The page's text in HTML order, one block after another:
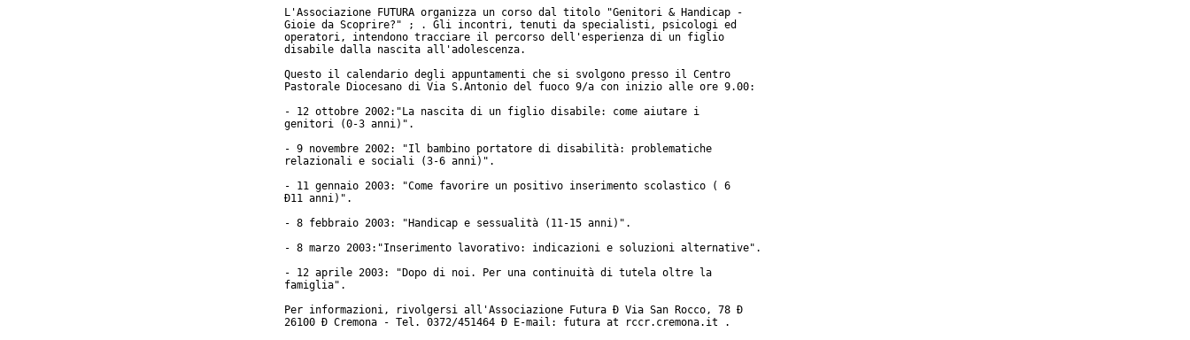
L'Associazione FUTURA organizza un corso dal titolo "Genitori & Handicap -
Gioie da Scoprire?" ; . Gli incontri, tenuti da specialisti, psicologi ed
operatori, intendono tracciare il percorso dell'esperienza di un figlio
disabile dalla nascita all'adolescenza.
Questo il calendario degli appuntamenti che si svolgono presso il Centro
Pastorale Diocesano di Via S.Antonio del fuoco 9/a con inizio alle ore 9.00:
- 12 ottobre 2002:"La nascita di un figlio disabile: come aiutare i
genitori (0-3 anni)".
- 9 novembre 2002: "Il bambino portatore di disabilità: problematiche
relazionali e sociali (3-6 anni)".
- 11 gennaio 2003: "Come favorire un positivo inserimento scolastico ( 6
Ð11 anni)".
- 8 febbraio 2003: "Handicap e sessualità (11-15 anni)".
- 8 marzo 2003:"Inserimento lavorativo: indicazioni e soluzioni alternative".
- 12 aprile 2003: "Dopo di noi. Per una continuità di tutela oltre la
famiglia".
Per informazioni, rivolgersi all'Associazione Futura Ð Via San Rocco, 78 Ð
26100 Ð Cremona - Tel. 0372/451464 Ð E-mail: futura at rccr.cremona.it .